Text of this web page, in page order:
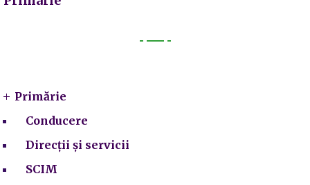
Primărie
Conducere
Direcții și servicii
SCIM